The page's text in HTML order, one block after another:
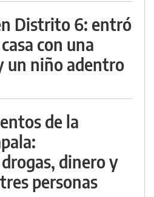
Distrito 6: entró
con una
un niño adentro
de la
dinero y
personas